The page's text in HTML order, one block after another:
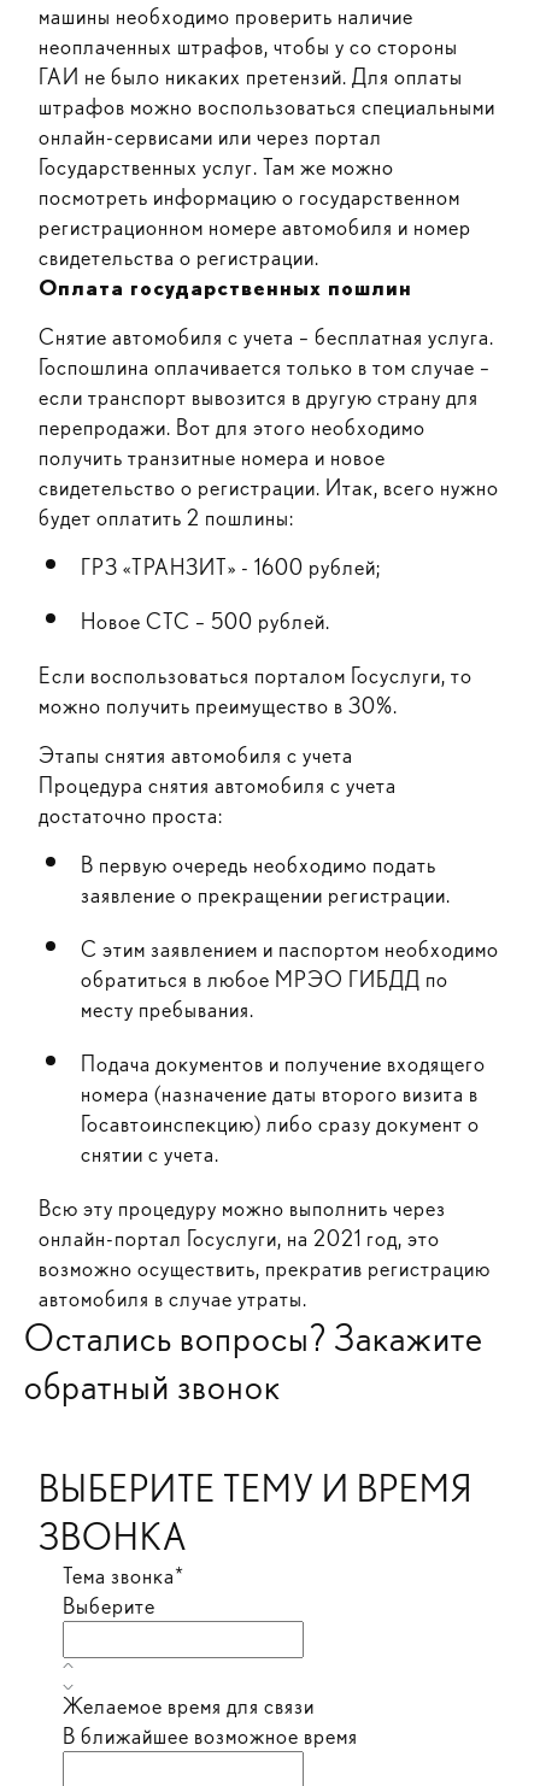
машины необходимо проверить наличие
неоплаченных штрафов, чтобы у со стороны
ГАИ не было никаких претензий. Для оплаты
штрафов можно воспользоваться специальными
онлайн-сервисами или через портал
Государственных услуг. Там же можно
посмотреть информацию о государственном
регистрационном номере автомобиля и номер
свидетельства о регистрации.
Оплата государственных пошлин
Снятие автомобиля с учета – бесплатная услуга.
Госпошлина оплачивается только в том случае –
если транспорт вывозится в другую страну для
перепродажи. Вот для этого необходимо
получить транзитные номера и новое
свидетельство о регистрации. Итак, всего нужно
будет оплатить 2 пошлины:
ГРЗ «ТРАНЗИТ» - 1600 рублей;
Новое СТС – 500 рублей.
Если воспользоваться порталом Госуслуги, то
можно получить преимущество в 30%.
Этапы снятия автомобиля с учета
Процедура снятия автомобиля с учета
достаточно проста:
В первую очередь необходимо подать
заявление о прекращении регистрации.
С этим заявлением и паспортом необходимо
обратиться в любое МРЭО ГИБДД по
месту пребывания.
Подача документов и получение входящего
номера (назначение даты второго визита в
Госавтоинспекцию) либо сразу документ о
снятии с учета.
Всю эту процедуру можно выполнить через
онлайн-портал Госуслуги, на 2021 год, это
возможно осуществить, прекратив регистрацию
автомобиля в случае утраты.
Остались вопросы? Закажите
обратный звонок
ВЫБЕРИТЕ ТЕМУ И ВРЕМЯ
ЗВОНКА
Тема звонка*
Выберите
Желаемое время для связи
В ближайшее возможное время